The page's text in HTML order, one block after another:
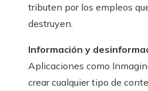
tributen por los empleos
destruyen.
Información y
Aplicaciones como
crear cualquier tipo de